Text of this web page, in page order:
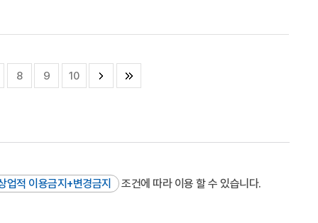
8 9 10
업적 이용금지+변경금지 조건에 따라 이용 할 수 있습니다.